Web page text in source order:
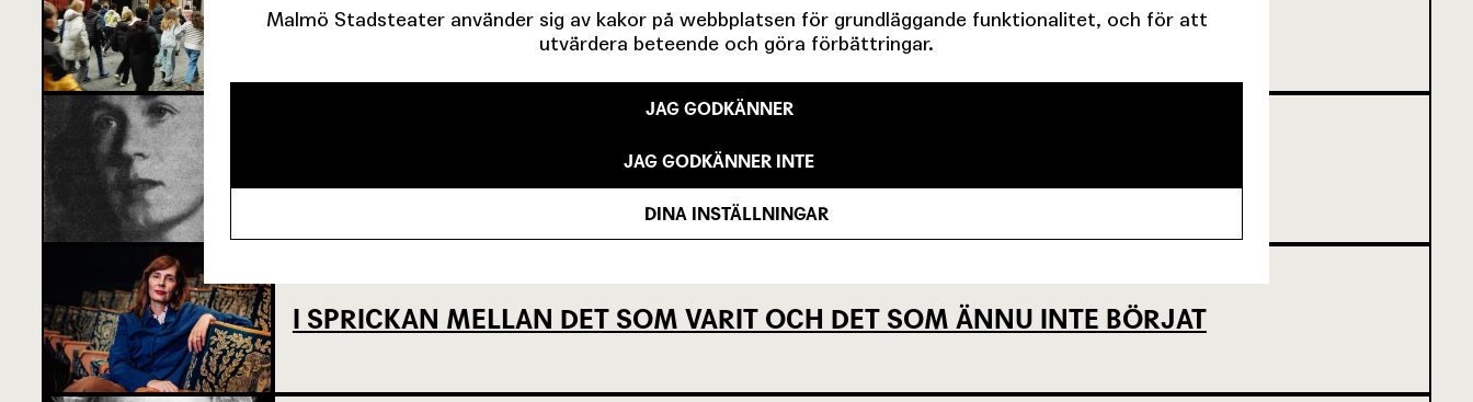
SJU SUPERVIKTIGA MINUTER OM UNGAS RÄTT TILL SCENKONST
OM TOVE DITLEVSEN OCH KÖPENHAMNSTRILOGIN
I SPRICKAN MELLAN DET SOM VARIT OCH DET SOM ÄNNU INTE BÖRJAT
Malmö Stadsteater använder sig av kakor på webbplatsen för grundläggande funktionalitet, och för att
utvärdera beteende och göra förbättringar.
JAG GODKÄNNER
JAG GODKÄNNER INTE
DINA INSTÄLLNINGAR